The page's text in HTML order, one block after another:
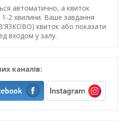
автоматично, а квиток
2 хвилини. Ваше завдання
квиток або показати
входом у залу.
каналів: